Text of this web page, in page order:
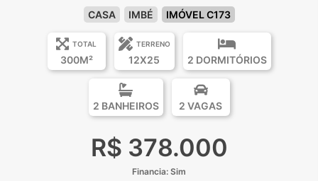
CASA IMBÉ IMÓVEL C173
TOTAL
300M²
TERRENO
12X25 2 DORMITÓRIOS
2 BANHEIROS 2 VAGAS
R$ 378.000
Financia: Sim